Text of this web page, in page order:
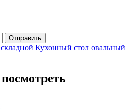
Кухонный стол овальный